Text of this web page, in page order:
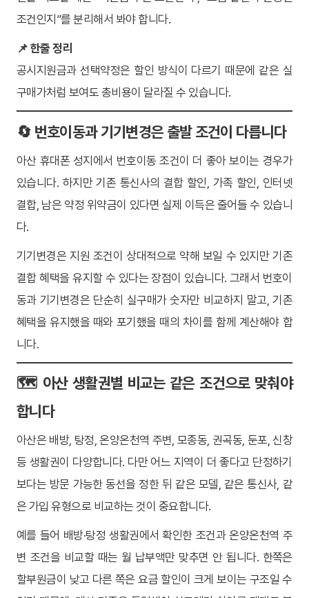
조건인지”를 분리해서 봐야 합니다.
📌 한줄 정리
공시지원금과 선택약정은 할인 방식이 다르기 때문에 같은 실
구매가처럼 보여도 총비용이 달라질 수 있습니다.
🔄 번호이동과 기기변경은 출발 조건이 다릅니다
아산 휴대폰 성지에서 번호이동 조건이 더 좋아 보이는 경우가
있습니다. 하지만 기존 통신사의 결합 할인, 가족 할인, 인터넷
결합, 남은 약정 위약금이 있다면 실제 이득은 줄어들 수 있습니
다.
기기변경은 지원 조건이 상대적으로 약해 보일 수 있지만 기존
결합 혜택을 유지할 수 있다는 장점이 있습니다. 그래서 번호이
동과 기기변경은 단순히 실구매가 숫자만 비교하지 말고, 기존
혜택을 유지했을 때와 포기했을 때의 차이를 함께 계산해야 합
니다.
🗺️ 아산 생활권별 비교는 같은 조건으로 맞춰야
합니다
아산은 배방, 탕정, 온양온천역 주변, 모종동, 권곡동, 둔포, 신창
등 생활권이 다양합니다. 다만 어느 지역이 더 좋다고 단정하기
보다는 방문 가능한 동선을 정한 뒤 같은 모델, 같은 통신사, 같
은 가입 유형으로 비교하는 것이 중요합니다.
예를 들어 배방·탕정 생활권에서 확인한 조건과 온양온천역 주
변 조건을 비교할 때는 월 납부액만 맞추면 안 됩니다. 한쪽은
할부원금이 낮고 다른 쪽은 요금 할인이 크게 보이는 구조일 수